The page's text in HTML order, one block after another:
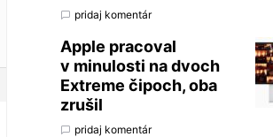
pridaj komentár
Apple pracoval
v minulosti na dvoch
Extreme čipoch, oba
zrušil
pridaj komentár